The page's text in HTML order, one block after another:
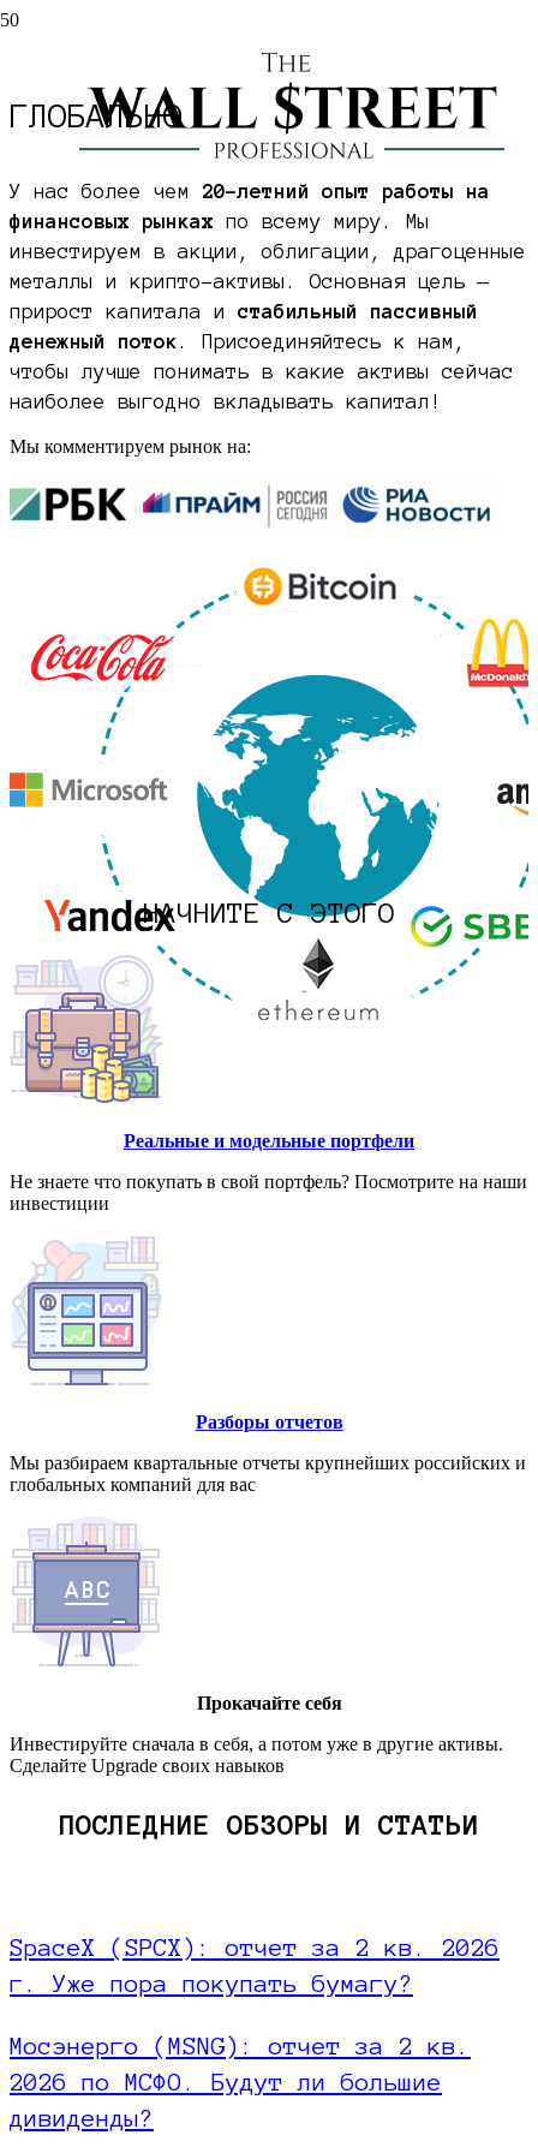
В АКТИВЫ
ГЛОБАЛЬНО
У нас более чем
20-летний опыт работы на
финансовых рынках по всему миру. Мы
инвестируем в акции, облигации, драгоценные
металлы и крипто-активы. Основная цель —
прирост капитала и стабильный пассивный
денежный поток. Присоединяйтесь к нам,
чтобы лучше понимать в какие активы сейчас
наиболее выгодно вкладывать капитал!
Мы комментируем рынок на:
НАЧНИТЕ С ЭТОГО
Реальные и модельные портфели
Не знаете что покупать в свой портфель? Посмотрите на наши
инвестиции
Разборы отчетов
Мы разбираем квартальные отчеты крупнейших российских и
глобальных компаний для вас
Прокачайте себя
Инвестируйте сначала в себя, а потом уже в другие активы.
Сделайте Upgrade своих навыков
ПОСЛЕДНИЕ ОБЗОРЫ И СТАТЬИ
SpaceX (SPCX): отчет за 2 кв. 2026
г. Уже пора покупать бумагу?
Мосэнерго (MSNG): отчет за 2 кв.
2026 по МСФО. Будут ли большие
дивиденды?